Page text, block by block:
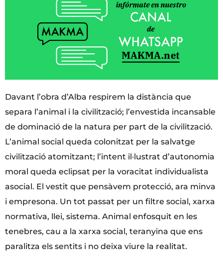
Davant l’obra d’Alba respirem la distància que
separa l’animal i la civilització; l’envestida incansable
de dominació de la natura per part de la civilització.
L’animal social queda colonitzat per la salvatge
civilització atomitzant; l’intent il·lustrat d’autonomia
moral queda eclipsat per la voracitat individualista
asocial. El vestit que pensàvem protecció, ara minva
i empresona. Un tot passat per un filtre social, xarxa
normativa, llei, sistema. Animal enfosquit en les
tenebres, cau a la xarxa social, teranyina que ens
paralitza els sentits i no deixa viure la realitat.